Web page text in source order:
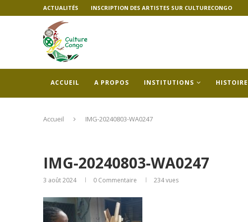
ACTUALITÉS INSCRIPTION DES ARTISTES SUR CULTURECONGO
ACCUEIL A PROPOS INSTITUTIONS
Accueil IMG-20240803-WA0247
IMG-20240803-WA0247
3 août 2024 0 Commentaire 234vues